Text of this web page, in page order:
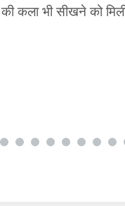
महसूस होती है।